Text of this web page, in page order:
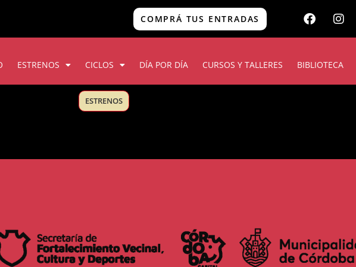
COMPRÁ TUS ENTRADAS
ESTRENOS CICLOS DÍA POR DÍA CURSOS Y TALLERES BIBLIOTECA
ESTRENOS